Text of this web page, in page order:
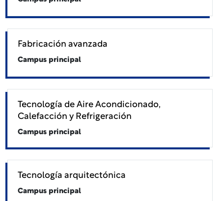
Fabricación avanzada
Campus principal
Tecnología de Aire Acondicionado,
Calefacción y Refrigeración
Campus principal
Tecnología arquitectónica
Campus principal